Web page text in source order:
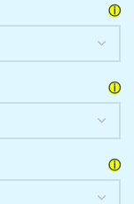
ⓘ
ⓘ
ⓘ